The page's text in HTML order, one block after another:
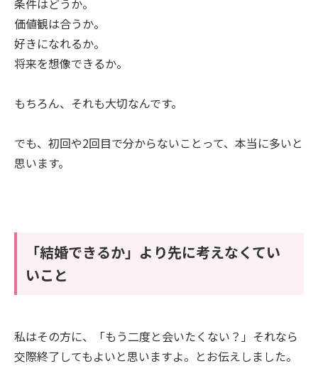
価値観は合うか。
好きになれるか。
将来を想像できるか。
もちろん、それも大切なんです。
でも、初回や2回目で分からないことって、本当に多いと
思います。
「結婚できるか」より先に考えなくてい
いこと
私はその方に、「もう二度と会いたくない？」それなら
交際終了してもよいと思いますよ。とお伝えしました。